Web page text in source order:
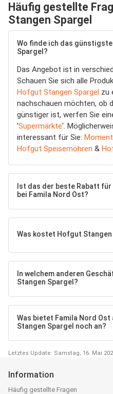
Häufig gestellte
Stangen Spargel
Wo finde ich das
Spargel?
Das Angebot ist in
Schauen Sie sich alle
Hofgut Stangen Spargel zu
nachschauen möchten, ob
günstiger ist, werfen Sie
'Supermärkte'.
interessant für Sie:
Hofgut Speisemöhren &
Ist das der beste Rabatt
bei Famila Nord Ost?
Was kostet Hofgut
In welchem anderen
Stangen Spargel?
Was bietet Famila Nord
Stangen Spargel noch an?
Letztes Update: Samstag, 16. Mai
Information
Häufig gestellte Fragen